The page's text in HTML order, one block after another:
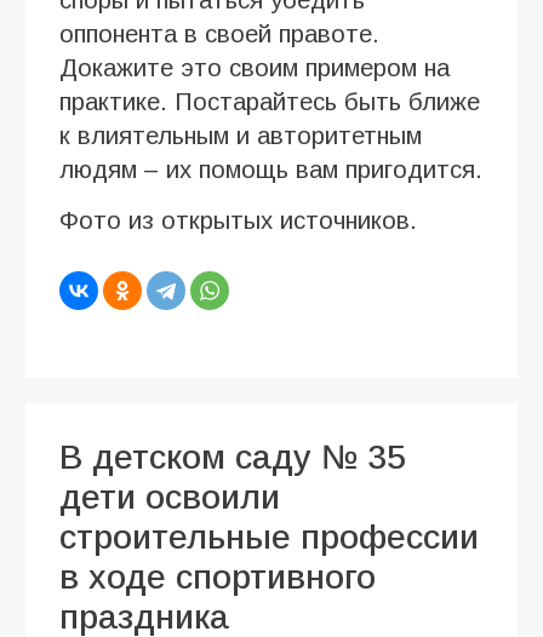
оппонента в своей правоте.
Докажите это своим примером на
практике. Постарайтесь быть ближе
к влиятельным и авторитетным
людям – их помощь вам пригодится.
Фото из открытых источников.
В детском саду № 35
дети освоили
строительные профессии
в ходе спортивного
праздника